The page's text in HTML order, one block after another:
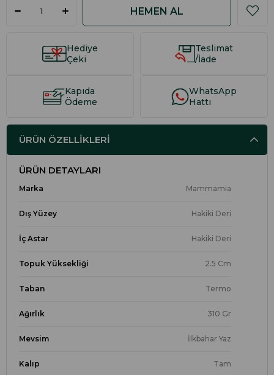
Hediye
Çeki
Teslimat
/İade
Kapıda
Ödeme
WhatsApp
Hattı
ÜRÜN ÖZELLIKLERI
ÜRÜN DETAYLARI
Marka Mammamia
Dış Yüzey Hakiki Deri
İç Astar Hakiki Deri
Topuk Yüksekliği 2.5 Cm
Taban Termo
Ağırlık 310 Gr
Mevsim İlkbahar Yaz
Kalıp Tam